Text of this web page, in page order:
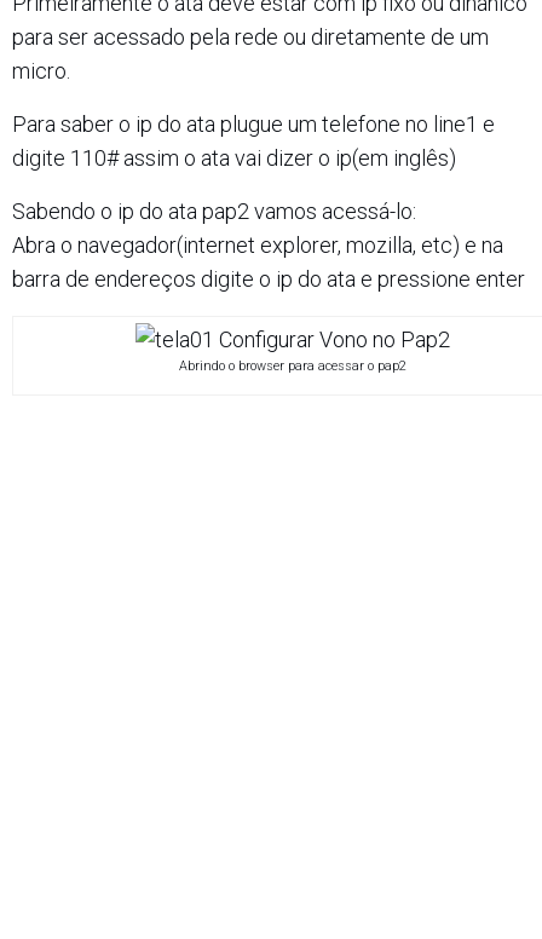
para ser acessado pela rede ou diretamente de um
micro.
Para saber o ip do ata plugue um telefone no line1 e
digite 110# assim o ata vai dizer o ip(em inglês)
Sabendo o ip do ata pap2 vamos acessá-lo:
Abra o navegador(internet explorer, mozilla, etc) e na
barra de endereços digite o ip do ata e pressione enter
Abrindo o browser para acessar o pap2